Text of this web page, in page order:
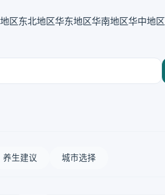
区东北地区华东地区华南地区华中地区
养生建议 城市选择